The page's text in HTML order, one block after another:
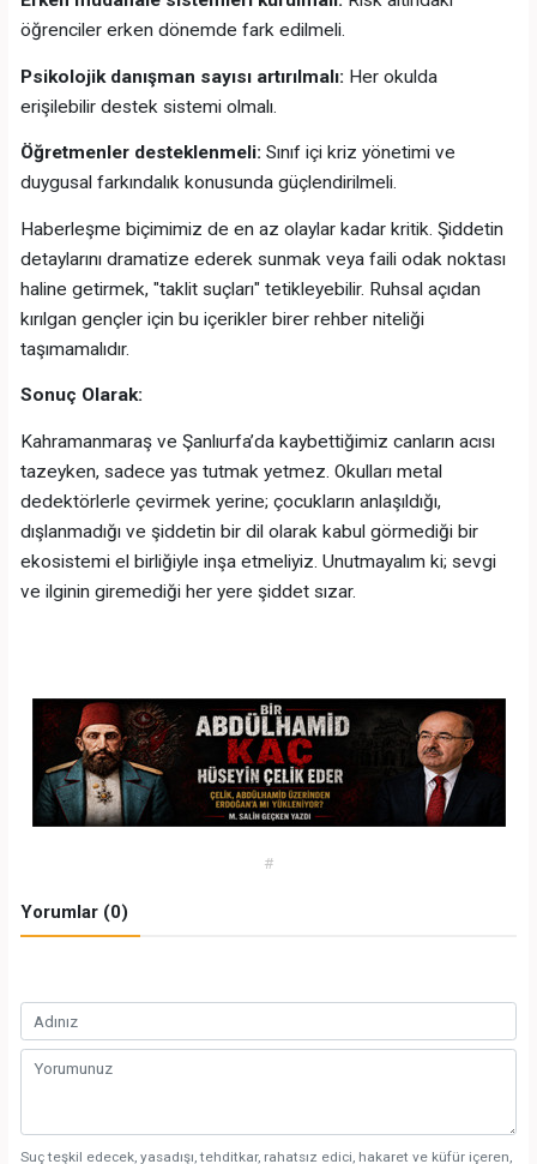
öğrenciler erken dönemde fark edilmeli.
Psikolojik danışman sayısı artırılmalı: Her okulda
erişilebilir destek sistemi olmalı.
Öğretmenler desteklenmeli: Sınıf içi kriz yönetimi ve
duygusal farkındalık konusunda güçlendirilmeli.
Haberleşme biçimimiz de en az olaylar kadar kritik. Şiddetin
detaylarını dramatize ederek sunmak veya faili odak noktası
haline getirmek, "taklit suçları" tetikleyebilir. Ruhsal açıdan
kırılgan gençler için bu içerikler birer rehber niteliği
taşımamalıdır.
Sonuç Olarak:
Kahramanmaraş ve Şanlıurfa’da kaybettiğimiz canların acısı
tazeyken, sadece yas tutmak yetmez. Okulları metal
dedektörlerle çevirmek yerine; çocukların anlaşıldığı,
dışlanmadığı ve şiddetin bir dil olarak kabul görmediği bir
ekosistemi el birliğiyle inşa etmeliyiz. Unutmayalım ki; sevgi
ve ilginin giremediği her yere şiddet sızar.
#
Yorumlar (0)
Suç teşkil edecek, yasadışı, tehditkar, rahatsız edici, hakaret ve küfür içeren,